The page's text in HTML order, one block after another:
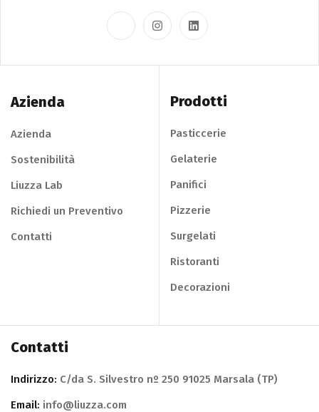
Azienda
Azienda
Sostenibilità
Liuzza Lab
Richiedi un Preventivo
Contatti
Prodotti
Pasticcerie
Gelaterie
Panifici
Pizzerie
Surgelati
Ristoranti
Decorazioni
Contatti
Indirizzo: C/da S. Silvestro nº 250 91025 Marsala (TP)
Email: info@liuzza.com